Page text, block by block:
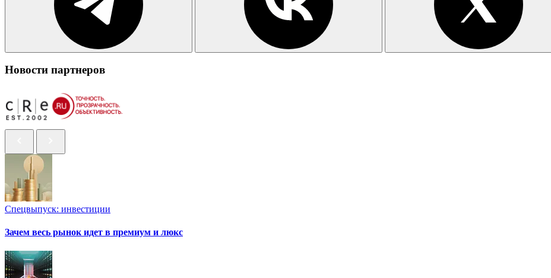
Новости партнеров
Спецвыпуск: инвестиции
Зачем весь рынок идет в премиум и люкс